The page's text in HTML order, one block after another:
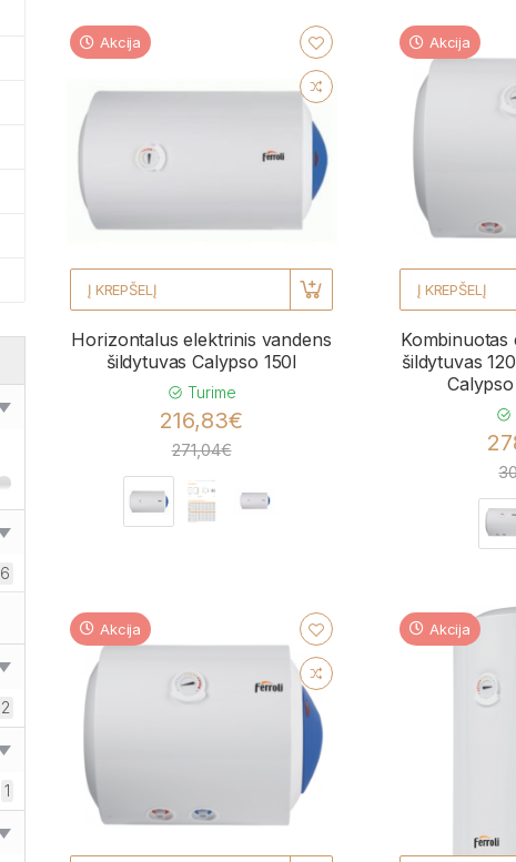
6
2
1
Akcija
Į KREPŠELĮ
Horizontalus elektrinis vandens
šildytuvas Calypso 150l
Turime
216,83€
271,04€
Akcija
Į KREPŠELĮ
Kombinuotas
šildytuvas
Akcija Akcija